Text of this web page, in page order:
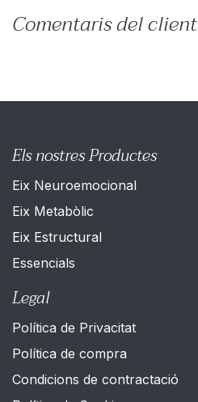
Comentaris del client
Els nostres Productes
Eix Neuroemocional
Eix Metabòlic
Eix Estructural
Es​sencials
Legal
Política de Privacitat
Política de compra
Condicions de contractació